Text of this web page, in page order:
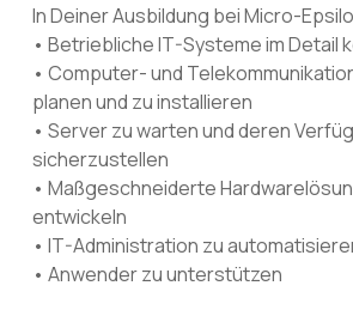
In Deiner Ausbildung bei Micro-
• Betriebliche IT-Systeme im Detail
• Computer- und
planen und zu installieren
• Server zu warten und deren
sicherzustellen
• Maßgeschneiderte
entwickeln
• IT-Administration zu
• Anwender zu unterstützen